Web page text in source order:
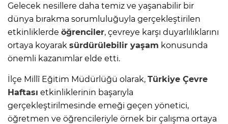
Gelecek nesillere daha temiz ve yaşanabilir bir
dünya bırakma sorumluluğuyla gerçekleştirilen
etkinliklerde öğrenciler, çevreye karşı duyarlılıklarını
ortaya koyarak sürdürülebilir yaşam konusunda
önemli kazanımlar elde etti.
İlçe Millî Eğitim Müdürlüğü olarak, Türkiye Çevre
Haftası etkinliklerinin başarıyla
gerçekleştirilmesinde emeği geçen yönetici,
öğretmen ve öğrencileriyle örnek bir çalışma ortaya